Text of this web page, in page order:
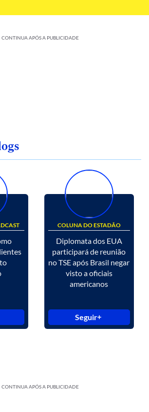
CONTINUA APÓS A PUBLICIDADE
COLUNA DO ESTADÃO
Diplomata dos EUA
participará de reunião
no TSE após Brasil negar
visto a oficiais
americanos
Seguir
CONTINUA APÓS A PUBLICIDADE